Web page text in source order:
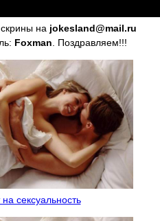
на jokesland@mail.ru
Foxman. Поздравляем!!!
на сексуальность